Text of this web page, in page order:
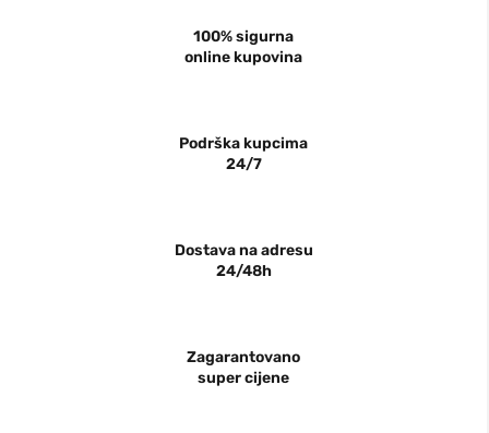
100% sigurna
online kupovina
Podrška kupcima
24/7
Dostava na adresu
24/48h
Zagarantovano
super cijene